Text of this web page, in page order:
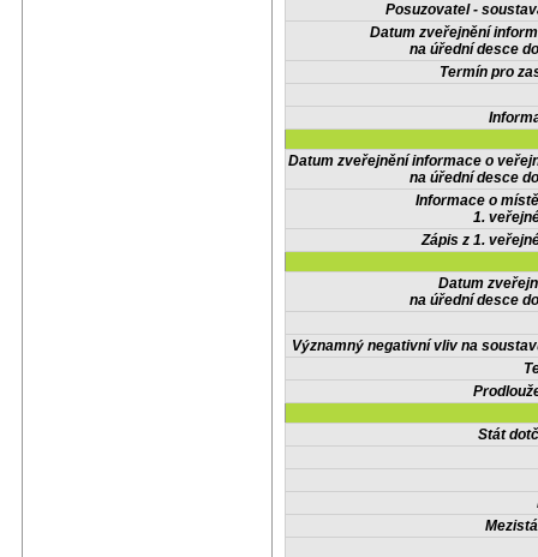
Posuzovatel -
Datum zveřejnění
na úřední desce
Termín pro
Datum zveřejnění informace o
na úřední desce
Informace o
1.
Zápis z 1.
Datum
na úřední desce
Významný negativní vliv na
Stát